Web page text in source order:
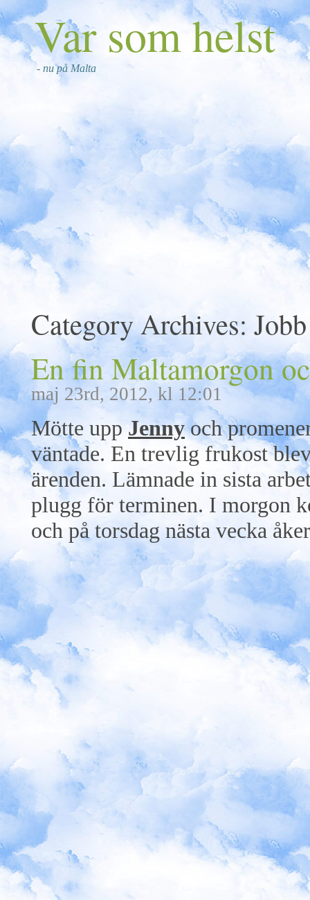
Var som helst
- nu på Malta
Category Archives:
En fin Maltamorgon
maj 23rd, 2012, kl 12:01
Mötte uppJenny och
väntade. En trevlig frukost
ärenden. Lämnade in sista
plugg för terminen. I morgon
och på torsdag nästa vecka